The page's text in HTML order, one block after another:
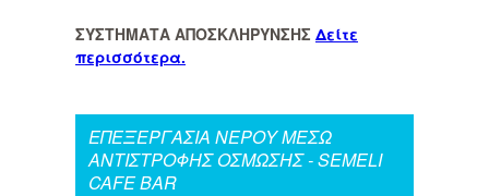
ΣΥΣΤΗΜΑΤΑ ΑΠΟΣΚΛΗΡΥΝΣΗΣ Δείτε
περισσότερα.
ΕΠΕΞΕΡΓΑΣΙΑ ΝΕΡΟY ΜΕΣΩ
ΑΝΤΙΣΤΡΟΦΗΣ ΟΣΜΩΣΗΣ - SEMELI
CAFE BAR